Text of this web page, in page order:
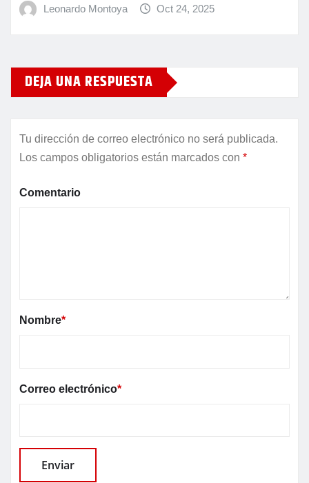
Leonardo Montoya Oct 24, 2025
DEJA UNA RESPUESTA
Tu dirección de correo electrónico no será publicada.
Los campos obligatorios están marcados con *
Comentario
Nombre*
Correo electrónico*